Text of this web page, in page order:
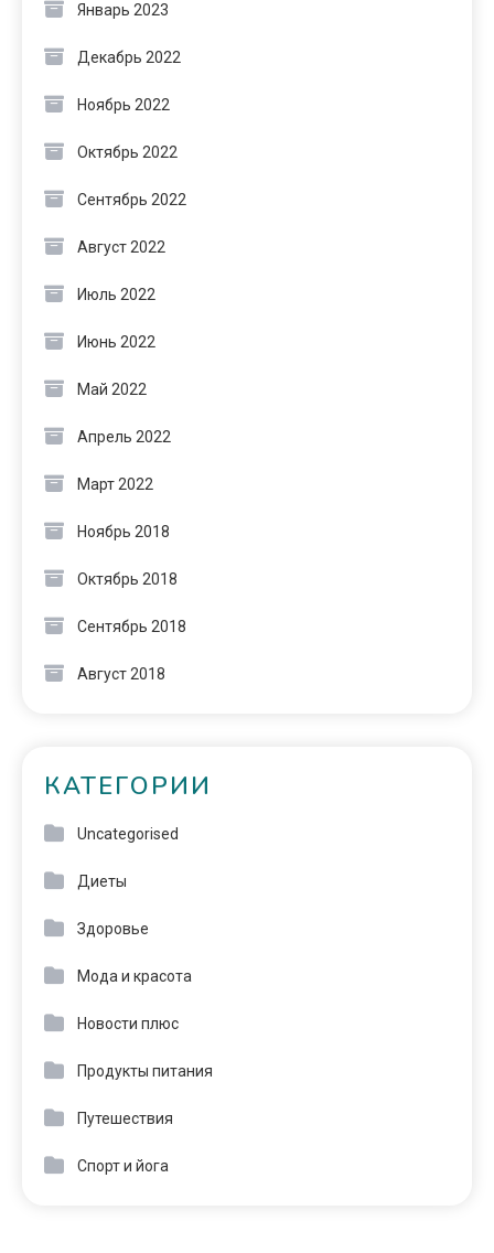
Январь 2023
Декабрь 2022
Ноябрь 2022
Октябрь 2022
Сентябрь 2022
Август 2022
Июль 2022
Июнь 2022
Май 2022
Апрель 2022
Март 2022
Ноябрь 2018
Октябрь 2018
Сентябрь 2018
Август 2018
КАТЕГОРИИ
Uncategorised
Диеты
Здоровье
Мода и красота
Новости плюс
Продукты питания
Путешествия
Спорт и йога